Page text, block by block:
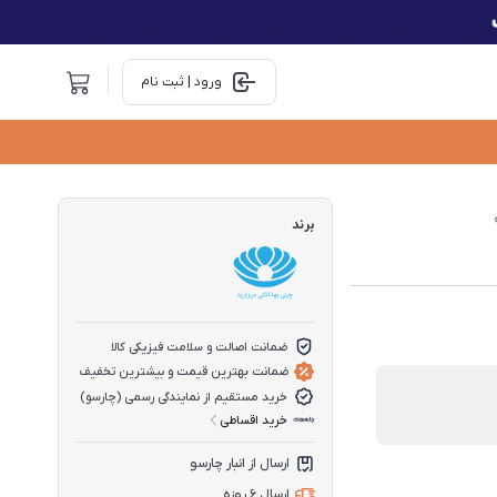
ورود | ثبت نام
برند
ضمانت اصالت و سلامت فیزیکی کالا
ضمانت بهترین قیمت و بیشترین تخفیف
خرید مستقیم از نمایندگی رسمی (چارسو)
خرید اقساطی
ارسال از انبار چارسو